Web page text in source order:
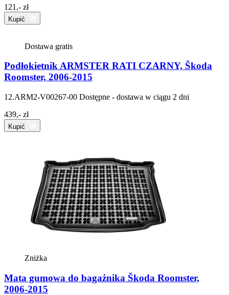
121,- zł
Kupić
Dostawa gratis
Podłokietnik ARMSTER RATI CZARNY, Škoda
Roomster, 2006-2015
12.ARM2-V00267-00 Dostępne - dostawa w ciągu 2 dni
439,- zł
Kupić
Zniżka
Mata gumowa do bagażnika Škoda Roomster,
2006-2015